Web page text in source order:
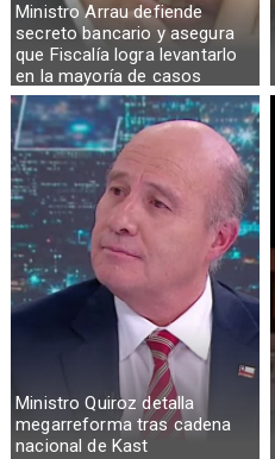
Ministro Arrau defiende
secreto bancario y asegura
que Fiscalía logra levantarlo
en la mayoría de casos
Ministro Quiroz detalla
megarreforma tras cadena
nacional de Kast